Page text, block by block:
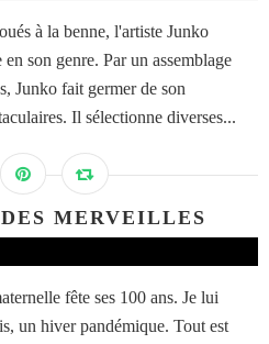
à la benne, l'artiste Junko
son genre. Par un assemblage
Junko fait germer de son
Il sélectionne diverses...
MERVEILLES
fête ses 100 ans. Je lui
un hiver pandémique. Tout est